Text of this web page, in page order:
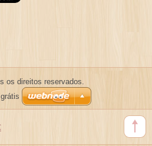
os direitos reservados.